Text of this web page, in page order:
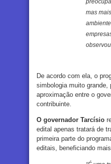
mas
De acordo com ela, o
simbologia muito grande,
aproximação entre o
contribuinte.
O governador Tarcísio
edital apenas tratará de
primeira parte do
editais, beneficiando